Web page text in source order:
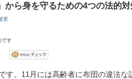
から身を守るための4つの法的
害
です
す。11月には高齢者に布団の違法な